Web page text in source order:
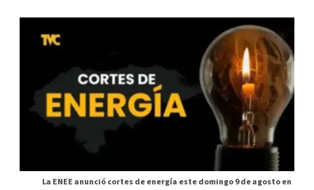
La ENEE anunció cortes de energía este domingo 9 de agosto en